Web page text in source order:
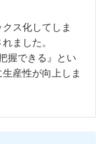
ス化してしま
ました。
握できる』とい
産性が向上しま